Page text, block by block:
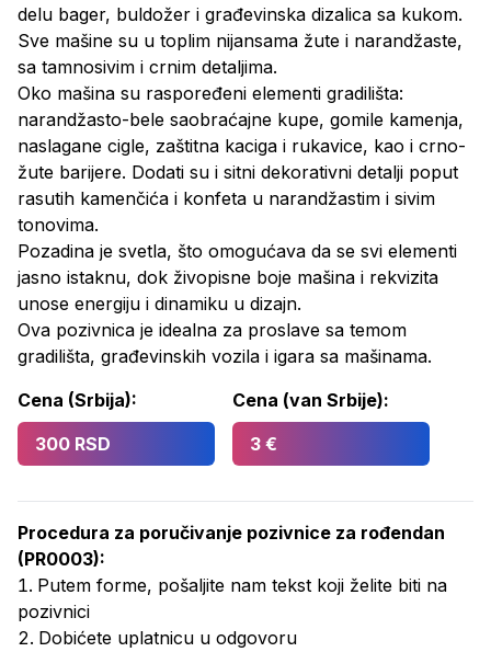
delu bager, buldožer i građevinska dizalica sa kukom.
Sve mašine su u toplim nijansama žute i narandžaste,
sa tamnosivim i crnim detaljima.
Oko mašina su raspoređeni elementi gradilišta:
narandžasto-bele saobraćajne kupe, gomile kamenja,
naslagane cigle, zaštitna kaciga i rukavice, kao i crno-
žute barijere. Dodati su i sitni dekorativni detalji poput
rasutih kamenčića i konfeta u narandžastim i sivim
tonovima.
Pozadina je svetla, što omogućava da se svi elementi
jasno istaknu, dok živopisne boje mašina i rekvizita
unose energiju i dinamiku u dizajn.
Ova pozivnica je idealna za proslave sa temom
gradilišta, građevinskih vozila i igara sa mašinama.
Cena (Srbija):
300 RSD
Cena (van Srbije):
3 €
Procedura za poručivanje pozivnice za rođendan
(PR0003):
Putem forme, pošaljite nam tekst koji želite biti na
pozivnici
Dobićete uplatnicu u odgovoru